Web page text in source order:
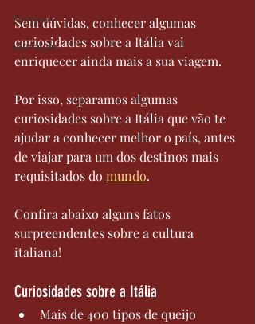
Serviços
Inovação
Sem dúvidas, conhecer algumas
curiosidades sobre a Itália vai
enriquecer ainda mais a sua viagem.
Por isso, separamos algumas
curiosidades sobre a Itália que vão te
ajudar a conhecer melhor o país, antes
de viajar para um dos destinos mais
requisitados do mundo.
Confira abaixo alguns fatos
surpreendentes sobre a cultura
italiana!
Curiosidades sobre a Itália
Mais de 400 tipos de queijo